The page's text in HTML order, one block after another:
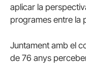
aplicar la
programes entre la
Juntament amb el
de 76 anys